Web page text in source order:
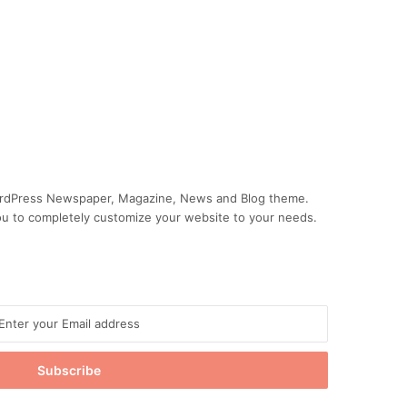
sin
af
IT-
Newspaper, Magazine, News and Blog theme.
to completely customize your website to your needs.